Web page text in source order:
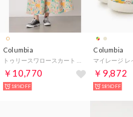
Columbia
トゥリースワロースカート ロングスカート （フォッシルパターン）
￥10,770
18%OFF
Columbia
￥9,872
18%OFF